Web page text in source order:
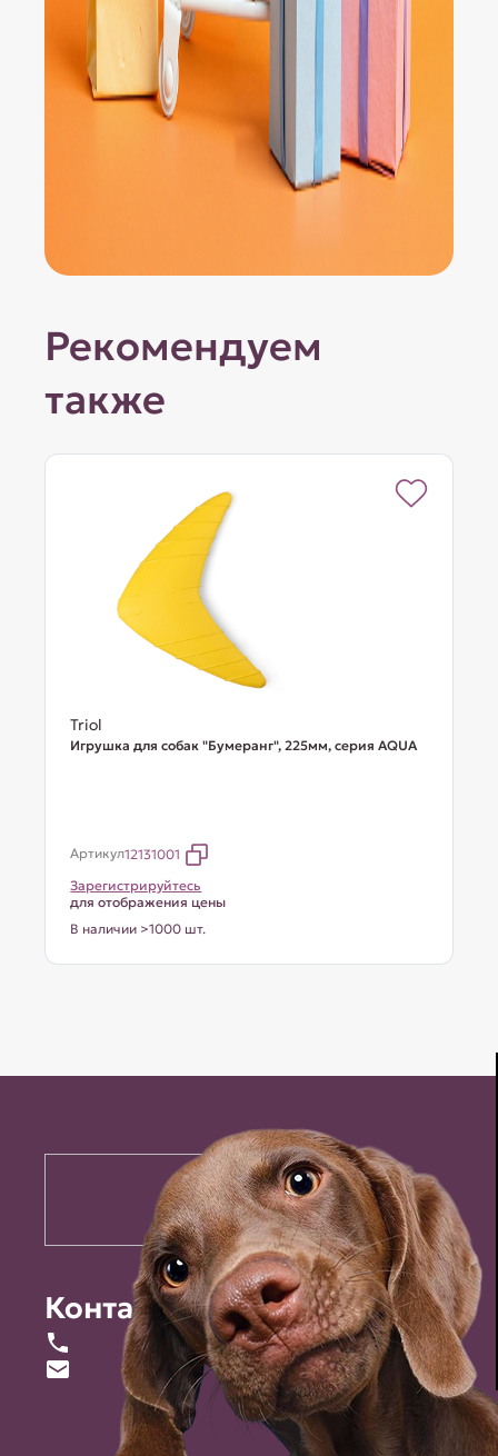
Рекомендуем
также
Triol
Игрушка для собак "Бумеранг", 225мм, серия AQUA
Артикул12131001
Зарегистрируйтесь
для отображения цены
В наличии >1000 шт.
Контакты